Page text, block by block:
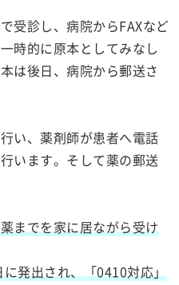
受診し、病院からFAXなど
時的に原本としてみなし
は後日、病院から郵送さ
い、薬剤師が患者へ電話
います。そして薬の郵送
までを家に居ながら受け
発出され、「0410対応」